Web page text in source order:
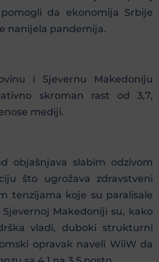
da ekonomija Srbije
nanijela pandemija.
i Sjevernu Makedoniju
skroman rast od 3,7,
mediji.
objašnjava slabim odzivom
što ugrožava zdravstveni
tenzijama koje su paralisale
Makedoniji su, kako
vladi, duboki strukturni
opravak naveli WiiW da